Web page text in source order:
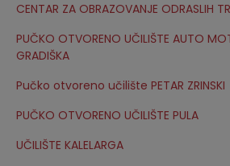
CENTAR ZA OBRAZOVANJE ODRASLIH
PUČKO OTVORENO UČILIŠTE AUTO
GRADIŠKA
Pučko otvoreno učilište PETAR ZRINSKI
PUČKO OTVORENO UČILIŠTE PULA
UČILIŠTE KALELARGA